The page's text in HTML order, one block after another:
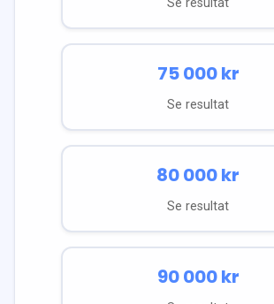
75 000kr
Se resultat
80 000kr
Se resultat
90 000kr